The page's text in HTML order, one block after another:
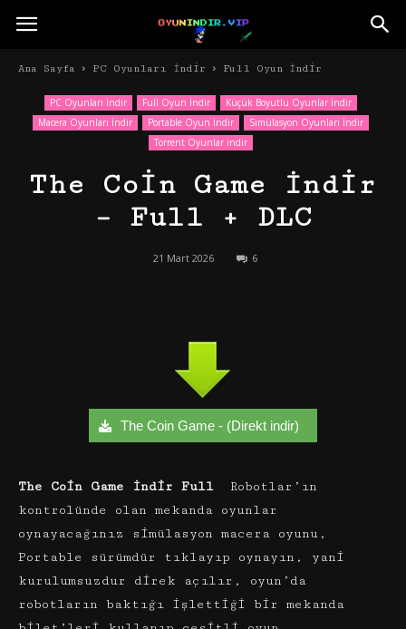
Ana Sayfa PC Oyunları İndir Full Oyun İndir
PC Oyunları İndir Full Oyun İndir
Küçük Boyutlu Oyunlar İndir
Macera Oyunları İndir
Portable Oyun İndir
Simülasyon Oyunları İndir
Torrent Oyunlar indir
The Coin Game İndir
– Full + DLC
21 Mart 2026 6
The Coin Game - (Direkt indir)
The Coin Game İndir Full
Robotlar’ın
kontrolünde olan mekanda oyunlar
oynayacağınız simülasyon macera oyunu,
Portable sürümdür tıklayıp oynayın, yani
kurulumsuzdur direk açılır, oyun’da
robotların baktığı işlettiği bir mekanda